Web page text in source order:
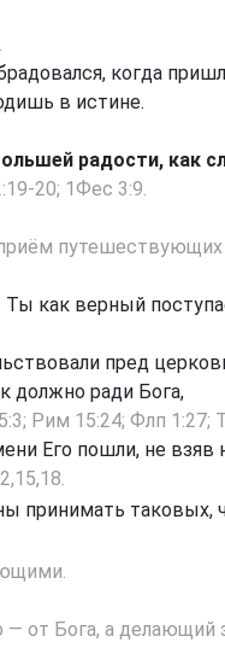
.
когда
в истине.
радости, как
20; 1Фес 3:9.
путешествующих
как верный
пред
должно ради Бога,
; Рим 15:24; Флп 1:27;
Его пошли, не взяв
.
принимать таковых,
от Бога, а делающий